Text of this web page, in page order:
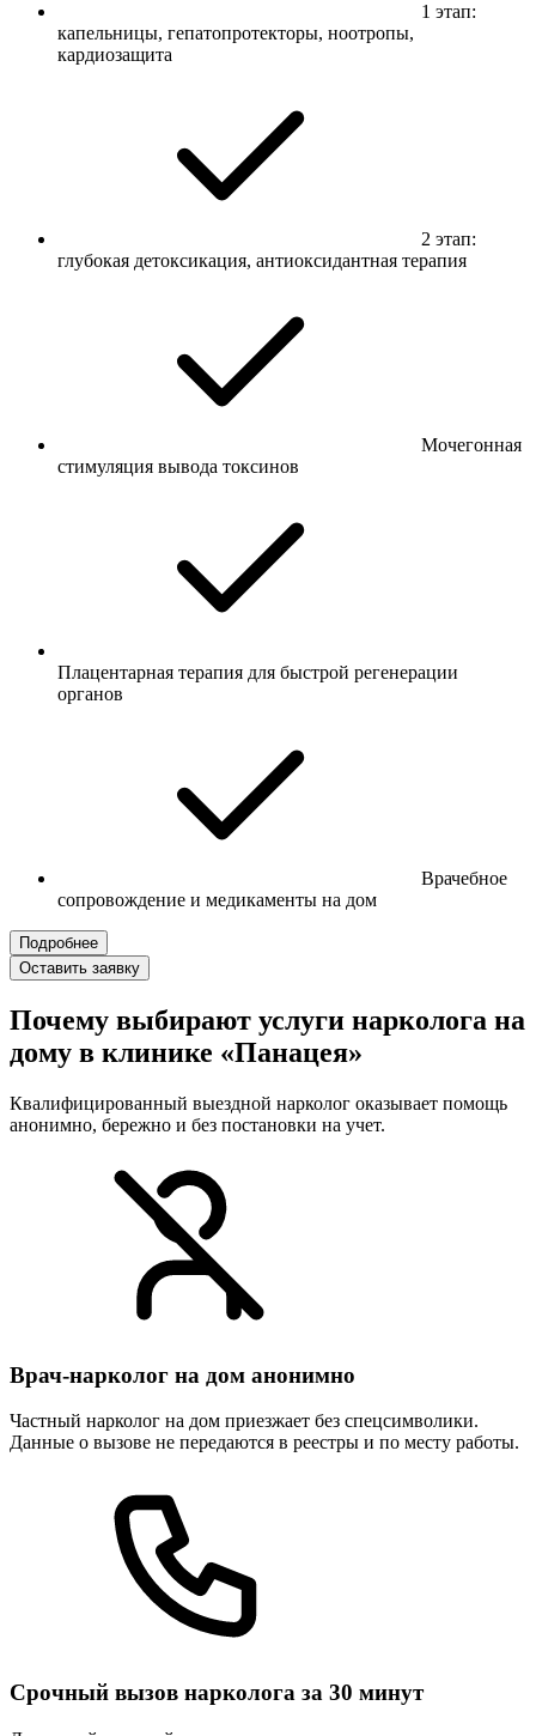
1 этап:
капельницы, гепатопротекторы, ноотропы,
кардиозащита
2 этап:
глубокая детоксикация, антиоксидантная терапия
Мочегонная
стимуляция вывода токсинов
Плацентарная терапия для быстрой регенерации
органов
Врачебное
сопровождение и медикаменты на дом
Подробнее
Оставить заявку
Почему выбирают услуги нарколога на
дому в клинике «Панацея»
Квалифицированный выездной нарколог оказывает помощь
анонимно, бережно и без постановки на учет.
Врач-нарколог на дом анонимно
Частный нарколог на дом приезжает без спецсимволики.
Данные о вызове не передаются в реестры и по месту работы.
Срочный вызов нарколога за 30 минут